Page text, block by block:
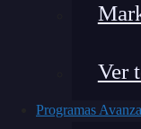
Ver
Programas